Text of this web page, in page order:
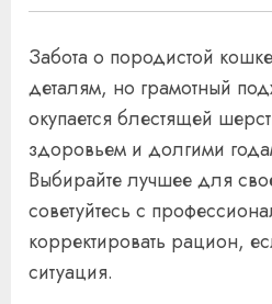
Забота о породистой
деталям, но грамотный
окупается блестящей
здоровьем и долгими
Выбирайте лучшее для
советуйтесь с
корректировать рацион,
ситуация.